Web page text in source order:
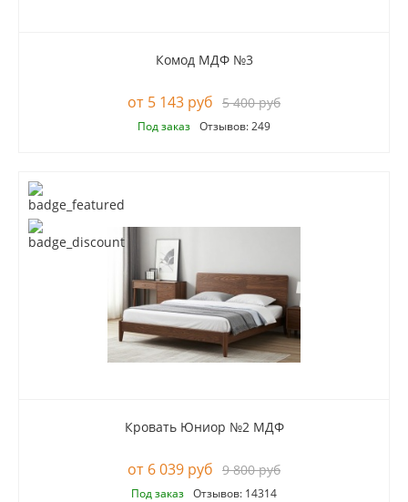
Комод МДФ №3
5 143 руб 5 400 руб
Под заказ Отзывов: 249
Кровать Юниор №2 МДФ
6 039 руб 9 800 руб
Под заказ Отзывов: 14314